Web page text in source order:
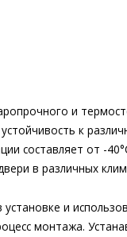
и
к
составляет от -
в различных
и
монтажа.